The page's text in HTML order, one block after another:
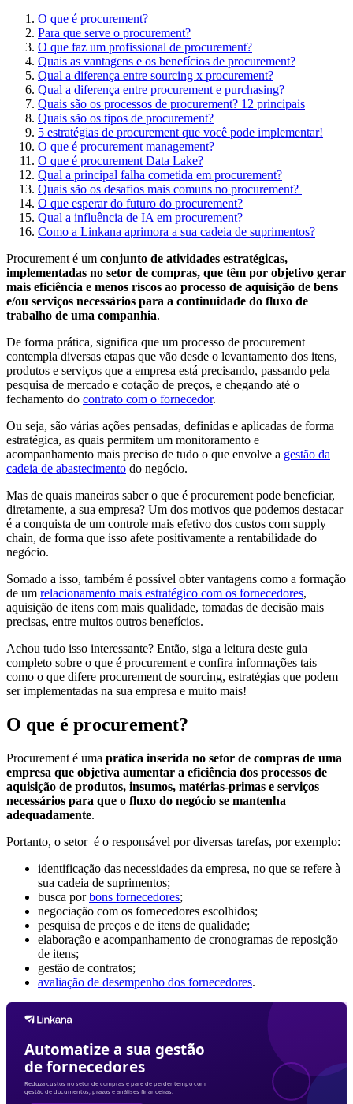
O que é procurement?
Para que serve o procurement?
O que faz um profissional de procurement?
Quais as vantagens e os benefícios de procurement?
Qual a diferença entre sourcing x procurement?
Qual a diferença entre procurement e purchasing?
Quais são os processos de procurement? 12 principais
Quais são os tipos de procurement?
5 estratégias de procurement que você pode implementar!
O que é procurement management?
O que é procurement Data Lake?
Qual a principal falha cometida em procurement?
Quais são os desafios mais comuns no procurement?
O que esperar do futuro do procurement?
Qual a influência de IA em procurement?
Como a Linkana aprimora a sua cadeia de suprimentos?
Procurement é um conjunto de atividades estratégicas,
implementadas no setor de compras, que têm por objetivo gerar
mais eficiência e menos riscos ao processo de aquisição de bens
e/ou serviços necessários para a continuidade do fluxo de
trabalho de uma companhia.
De forma prática, significa que um processo de procurement
contempla diversas etapas que vão desde o levantamento dos itens,
produtos e serviços que a empresa está precisando, passando pela
pesquisa de mercado e cotação de preços, e chegando até o
fechamento do contrato com o fornecedor.
Ou seja, são várias ações pensadas, definidas e aplicadas de forma
estratégica, as quais permitem um monitoramento e
acompanhamento mais preciso de tudo o que envolve a gestão da
cadeia de abastecimento do negócio.
Mas de quais maneiras saber o que é procurement pode beneficiar,
diretamente, a sua empresa? Um dos motivos que podemos destacar
é a conquista de um controle mais efetivo dos custos com supply
chain, de forma que isso afete positivamente a rentabilidade do
negócio.
Somado a isso, também é possível obter vantagens como a formação
de um relacionamento mais estratégico com os fornecedores,
aquisição de itens com mais qualidade, tomadas de decisão mais
precisas, entre muitos outros benefícios.
Achou tudo isso interessante? Então, siga a leitura deste guia
completo sobre o que é procurement e confira informações tais
como o que difere procurement de sourcing, estratégias que podem
ser implementadas na sua empresa e muito mais!
O que é procurement?
Procurement é uma prática inserida no setor de compras de uma
empresa que objetiva aumentar a eficiência dos processos de
aquisição de produtos, insumos, matérias-primas e serviços
necessários para que o fluxo do negócio se mantenha
adequadamente.
Portanto, o setor é o responsável por diversas tarefas, por exemplo:
identificação das necessidades da empresa, no que se refere à
sua cadeia de suprimentos;
busca porbons fornecedores;
negociação com os fornecedores escolhidos;
pesquisa de preços e de itens de qualidade;
elaboração e acompanhamento de cronogramas de reposição
de itens;
gestão de contratos;
avaliação de desempenho dos fornecedores.